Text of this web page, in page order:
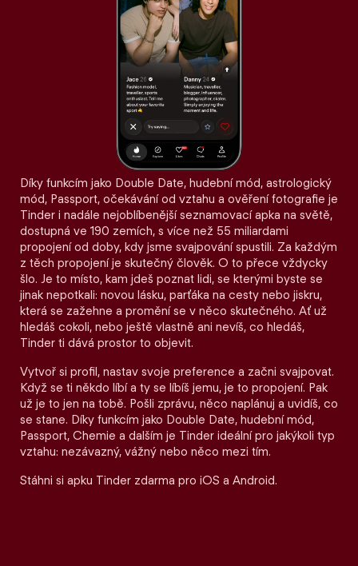
Díky funkcím jako Double Date, hudební mód, astrologický
mód, Passport, očekávání od vztahu a ověření fotografie je
Tinder i nadále nejoblíbenější seznamovací apka na světě,
dostupná ve 190 zemích, s více než 55 miliardami
propojení od doby, kdy jsme svajpování spustili. Za každým
z těch propojení je skutečný člověk. O to přece vždycky
šlo. Je to místo, kam jdeš poznat lidi, se kterými byste se
jinak nepotkali: novou lásku, parťáka na cesty nebo jiskru,
která se zažehne a promění se v něco skutečného. Ať už
hledáš cokoli, nebo ještě vlastně ani nevíš, co hledáš,
Tinder ti dává prostor to objevit.
Vytvoř si profil, nastav svoje preference a začni svajpovat.
Když se ti někdo líbí a ty se líbíš jemu, je to propojení. Pak
už je to jen na tobě. Pošli zprávu, něco naplánuj a uvidíš, co
se stane. Díky funkcím jako Double Date, hudební mód,
Passport, Chemie a dalším je Tinder ideální pro jakýkoli typ
vztahu: nezávazný, vážný nebo něco mezi tím.
Stáhni si apku Tinder zdarma pro iOS a Android.